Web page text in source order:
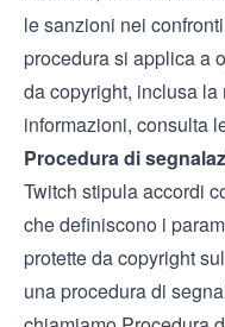
le sanzioni nei
procedura si applica a
da copyright, inclusa
informazioni, consulta
Procedura di
Twitch stipula accordi
che definiscono i
protette da copyright
una procedura di